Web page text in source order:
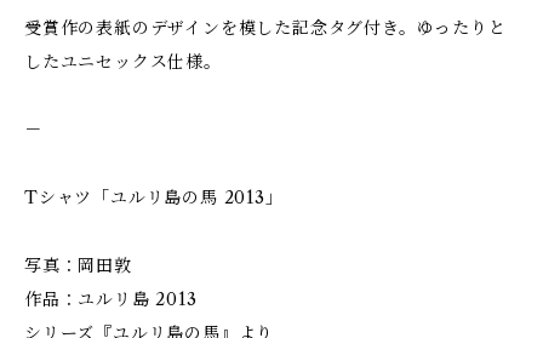
受賞作の表紙のデザインを模した記念タグ付き。ゆったりと
したユニセックス仕様。
－
Tシャツ「ユルリ島の馬 2013」
写真：岡田敦
作品：ユルリ島 2013
シリーズ『ユルリ島の馬』より